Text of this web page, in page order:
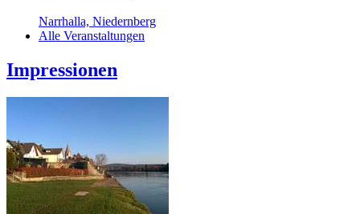
Narrhalla, Niedernberg
Alle Veranstaltungen
Impressionen